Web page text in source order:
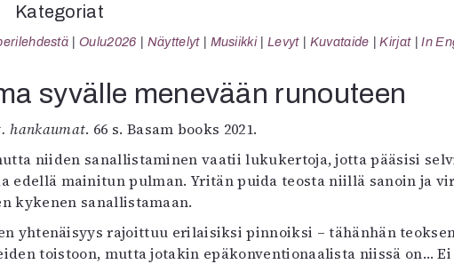
Lehdet
4/2026
6/2025
5/2025 saame
Lehtiarkisto
Tilaus ja
Yhteistyössä
Toimitus
Mediatiedot
Kategoriat
Oulu2026 Näyttelyt Musiikki Levyt Kuvataide Kirjat In
syvälle menevään runouteen
hankaumat. 66 s. Basam books 2021.
niiden sanallistaminen vaatii lukukertoja, jotta pääsisi
edellä mainitun pulman. Yritän puida teosta niillä sanoin ja
kykenen sanallistamaan.
yhtenäisyys rajoittuu erilaisiksi pinnoiksi – tähänhän
toistoon, mutta jotakin epäkonventionaalista niissä on…